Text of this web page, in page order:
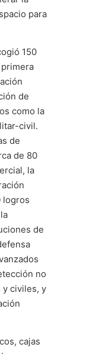
para
150
de
como la
civil.
de
de 80
la
logros
de
no
civiles, y
cajas